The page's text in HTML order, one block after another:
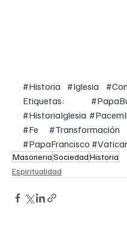
#Historia #Iglesia
Etiquetas:
#HistoriaIglesia
#Fe
#Transformación
#PapaFrancisco
MasoneriaSociedadHistoria
Espiritualidad